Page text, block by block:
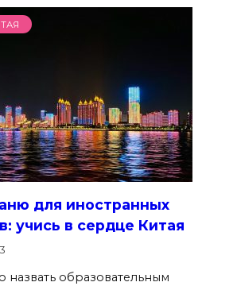
для иностранных
учись в сердце Китая
назвать образовательным